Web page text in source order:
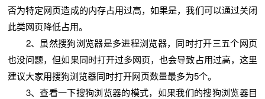
否为特定网页造成的内存占用过高，如果是，我们可以通过关闭
此类网页降低占用。
2、虽然搜狗浏览器是多进程浏览器，同时打开三五个网页
也没问题，但如果同时打开过多网页，也会导致占用过高，这里
建议大家用搜狗浏览器同时打开网页数量最多为5个。
3、查看一下搜狗浏览器的模式，如果我们的搜狗浏览器目